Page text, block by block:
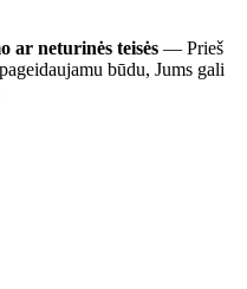
ar neturinės teisės — Prieš
būdu, Jums gali